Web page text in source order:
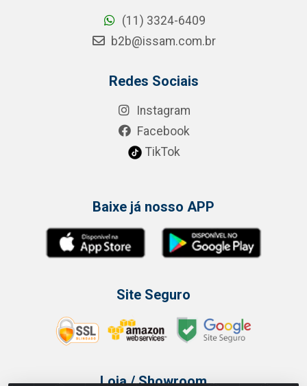
(11) 3324-6409
b2b@issam.com.br
Redes Sociais
Instagram
Facebook
TikTok
Baixe já nosso APP
Site Seguro
Loja / Showroom